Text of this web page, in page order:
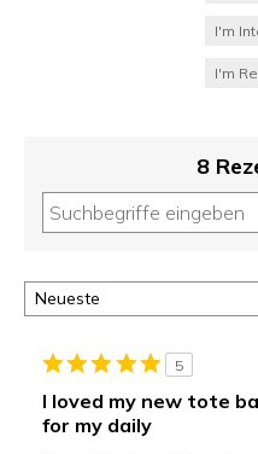
I'm
I'm
8
5
I loved my new tote
for my daily